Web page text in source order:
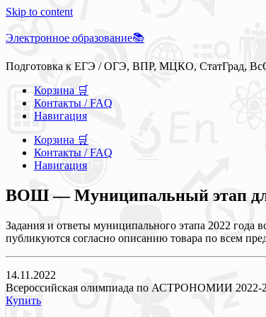
Skip to content
Электронное образование📚
Подготовка к ЕГЭ / ОГЭ, ВПР, МЦКО, СтатГрад,
Корзина 🛒
Контакты / FAQ
Навигация
Корзина 🛒
Контакты / FAQ
Навигация
ВОШ — Муниципальный этап для
Задания и ответы муниципального этапа 2022
публикуются согласно описанию товара по всем
14.11.2022
Всероссийская олимпиада по АСТРОНОМИИ 2022-
Купить